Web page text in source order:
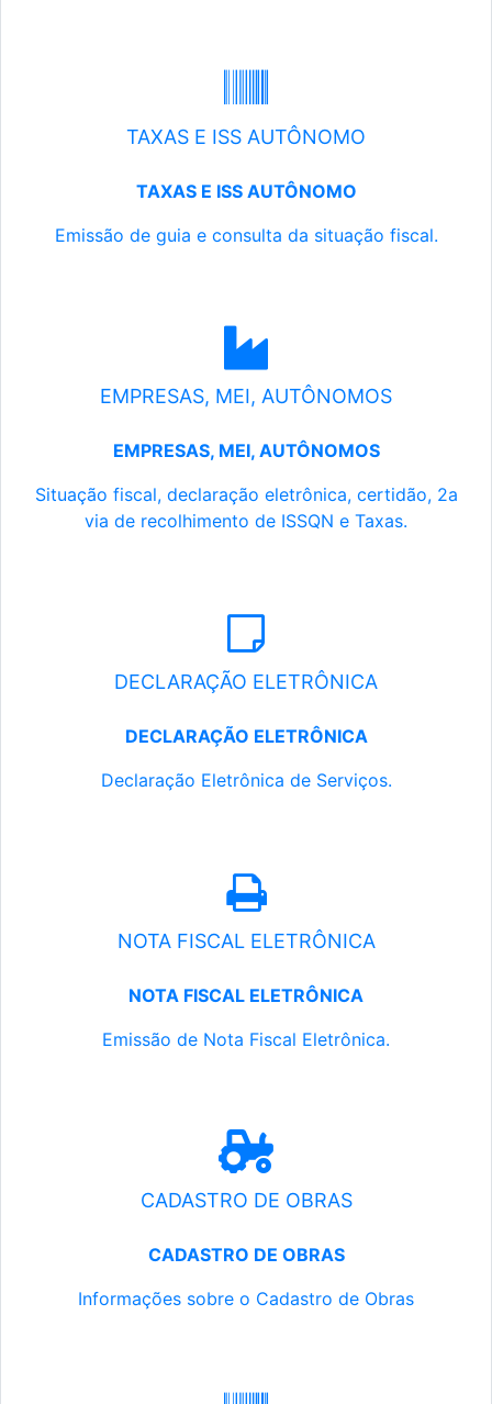
TAXAS E ISS AUTÔNOMO
TAXAS E ISS AUTÔNOMO
Emissão de guia e consulta da situação fiscal.
EMPRESAS, MEI, AUTÔNOMOS
EMPRESAS, MEI, AUTÔNOMOS
Situação fiscal, declaração eletrônica, certidão, 2a
via de recolhimento de ISSQN e Taxas.
DECLARAÇÃO ELETRÔNICA
DECLARAÇÃO ELETRÔNICA
Declaração Eletrônica de Serviços.
NOTA FISCAL ELETRÔNICA
NOTA FISCAL ELETRÔNICA
Emissão de Nota Fiscal Eletrônica.
CADASTRO DE OBRAS
CADASTRO DE OBRAS
Informações sobre o Cadastro de Obras